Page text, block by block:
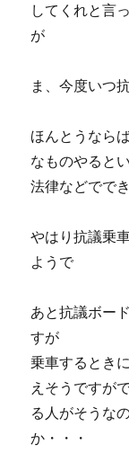
してくれと言
が
ま、今度いつ
ほんとうなら
なものやると
法律などでで
やはり抗議乗
ようで
あと抗議ボー
すが
乗車するとき
えそうですが
る人がそうな
か・・・